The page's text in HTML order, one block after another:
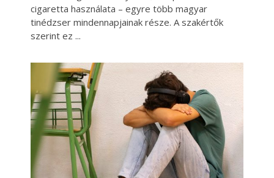
cigaretta használata – egyre több magyar
tinédzser mindennapjainak része. A szakértők
szerint ez